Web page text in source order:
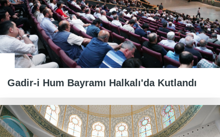
Gadir-i Hum Bayramı Halkalı'da Kutlandı